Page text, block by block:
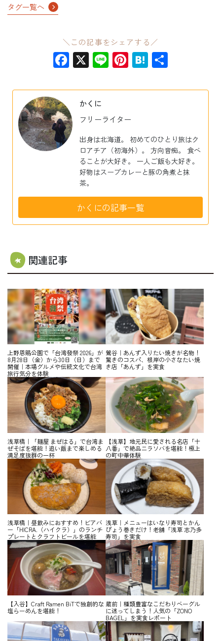
タグ一覧へ
＼この記事をシェアする／
Facebook
X LinePinterest
Hatena
かくに
フリーライター
出身は北海道。 初めてのひとり旅はク
ロアチア（初海外）。 方向音痴。 食べ
ることが大好き。 一人ご飯も大好き。
好物はスープカレーと豚の角煮と抹
茶。
かくにの記事一覧
関連記事
上野恩賜公園で「台湾發祭 2026」が
8月28日（金）から30日（日）まで
開催｜本場グルメや伝統文化で台湾
旅行気分を体験
鶯谷｜あんず入りたい焼きが名物！
驚きのコスパ、根岸の小さなたい焼
き店「あんず」を実食
浅草橋｜「麺屋 まぜはる」で台湾ま
ぜそばを堪能！追い飯まで楽しめる
満足度抜群の一杯
【浅草】地元民に愛される名店「十
八番」で絶品ニラソバを堪能！極上
の町中華体験
浅草橋｜昼飲みにおすすめ！ビアバ
ー「HICRA.（ハイクラ）」のランチ
プレートとクラフトビールを堪能
浅草｜メニューはいなり寿司とかん
ぴょう巻きだけ！老舗「浅草 志乃多
寿司」を実食
【入谷】Craft Ramen BiTで独創的な
塩らーめんを堪能！
蔵前｜種類豊富なこだわりベーグル
に迷ってしまう！人気の「ZONO
BAGEL」を実食レポート